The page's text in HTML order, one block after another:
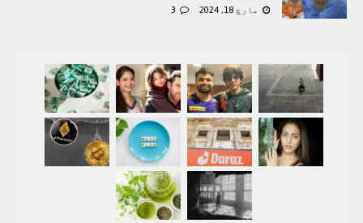
مارچ 18, 2024 3